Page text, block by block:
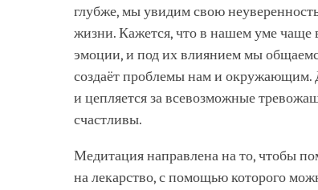
глубже, мы увидим свою
жизни. Кажется, что в нашем уме
эмоции, и под их влиянием мы
создаёт проблемы нам и окружающим.
и цепляется за всевозможные
счастливы.
Медитация направлена на то, чтобы
на лекарство, с помощью которого